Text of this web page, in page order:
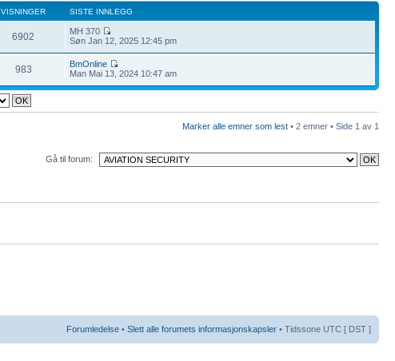
VISNINGER SISTE INNLEGG
6902
MH 370
Søn Jan 12, 2025 12:45 pm
983
BmOnline
Man Mai 13, 2024 10:47 am
Marker alle emner som lest • 2 emner • Side 1 av 1
Gå til forum:
Forumledelse • Slett alle forumets informasjonskapsler • Tidssone UTC [ DST ]